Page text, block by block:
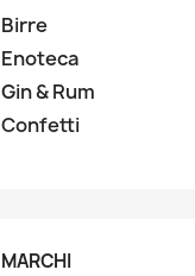
Birre
Enoteca
Gin & Rum
Confetti
MARCHI